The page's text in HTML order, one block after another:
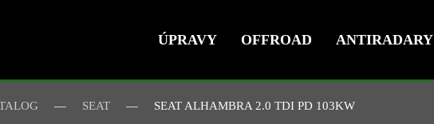
ÚPRAVY OFFROAD ANTIRADARY
SEAT SEAT ALHAMBRA 2.0 TDI PD 103KW